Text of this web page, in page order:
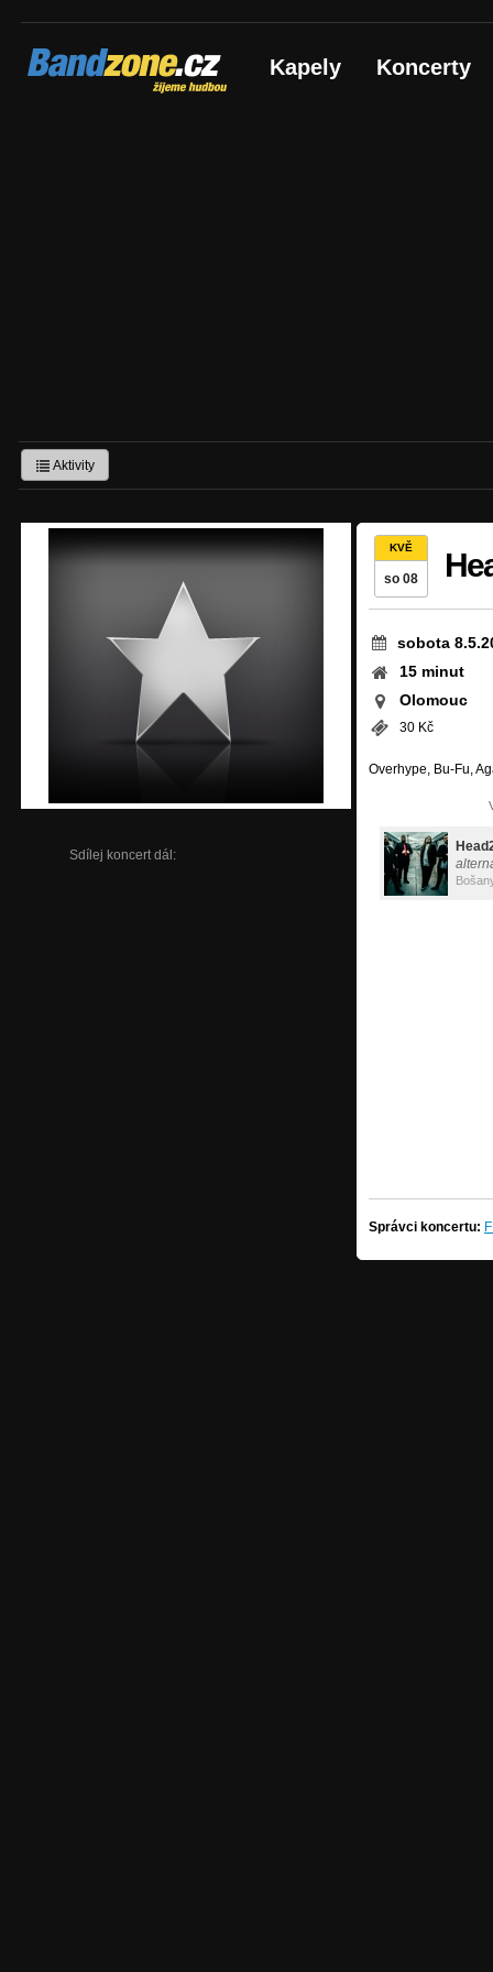
Bandzone.cz
žijeme hudbou Kapely Koncerty
Aktivity
Sdílej koncert dál:
KVĚ
so 08
sobota
15 minut
Olomouc
30 Kč
Overhype, Bu-Fu,
Správci koncertu: